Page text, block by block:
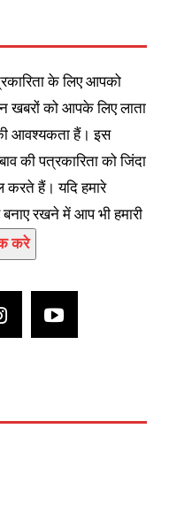
के लिए आपको
को आपके लिए लाता
आवश्यकता हैं। इस
की पत्रकारिता को जिंदा
हैं। यदि हमारे
रखने में आप भी हमारी
करे